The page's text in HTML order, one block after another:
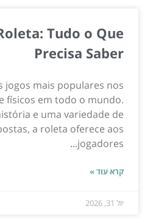
Tudo o Que
Precisa Saber
jogos mais populares nos
físicos em todo o mundo.
e uma variedade de
a roleta oferece aos
jogadores...
קרא עוד »
יול 31, 2026